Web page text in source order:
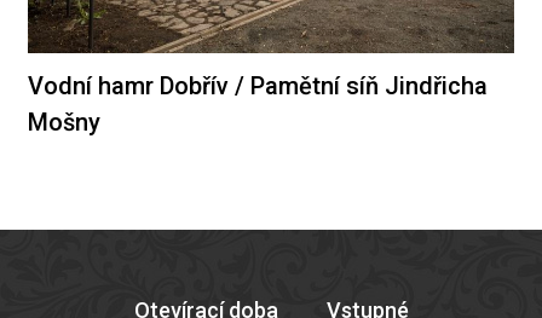
Vodní hamr Dobřív / Pamětní síň Jindřicha
Mošny
Otevírací doba
Vstupné